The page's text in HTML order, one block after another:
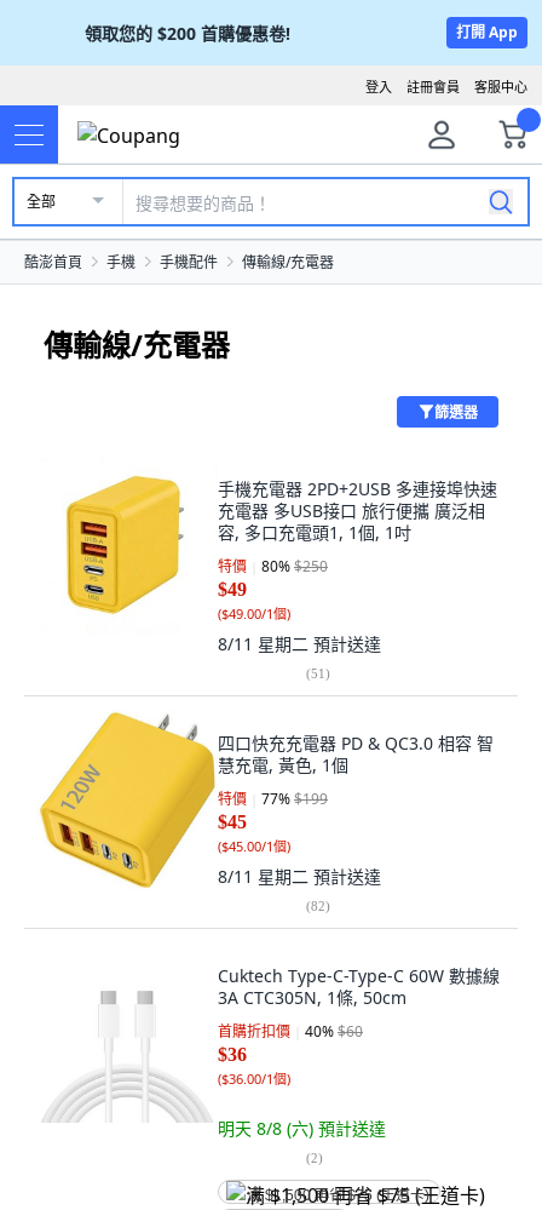
領取您的 $200 首購優惠卷! 打開 App
客服中心
註冊會員
登入
全部
酷澎首頁 手機 手機配件 傳輸線/充電器
傳輸線/充電器
篩選器
手機充電器 2PD+2USB 多連接埠快速
充電器 多USB接口 旅行便攜 廣泛相
容, 多口充電頭1, 1個, 1吋
特價 80%$250
$49
($49.00/1個)
8/11 星期二 預計送達
(51)
四口快充充電器 PD & QC3.0 相容 智
慧充電, 黃色, 1個
特價 77%$199
$45
($45.00/1個)
8/11 星期二 預計送達
(82)
Cuktech Type-C-Type-C 60W 數據線
3A CTC305N, 1條, 50cm
首購折扣價 40%$60
$36
($36.00/1個)
明天 8/8 (六) 預計送達
(2)
满 $1,500 再省 $75 (王道卡)